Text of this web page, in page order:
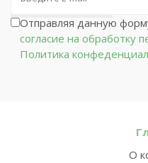
Отправляя данную
согласие на обработку
Политика
О